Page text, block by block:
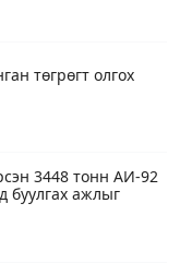
төгрөгт олгох
3448 тонн АИ-92
буулгах ажлыг